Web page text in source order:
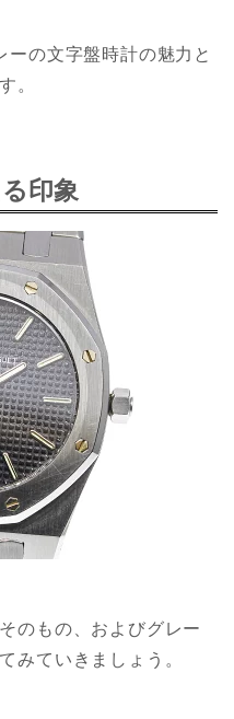
の文字盤時計の魅力と
。
印象
のもの、およびグレー
みていきましょう。